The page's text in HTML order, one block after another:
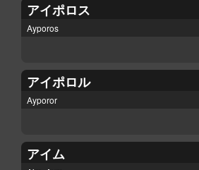
アイポロス
Ayporos
アイポロル
Ayporor
アイム